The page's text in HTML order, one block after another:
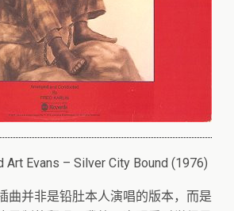
Art Evans – Silver City Bound (1976)
曲并非是铅肚本人演唱的版本，而是